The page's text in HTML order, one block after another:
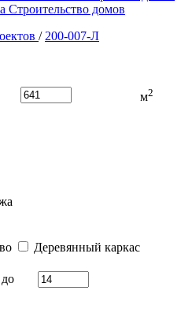
Строительство домов
/ 200-007-Л
м2
Деревянный каркас
до